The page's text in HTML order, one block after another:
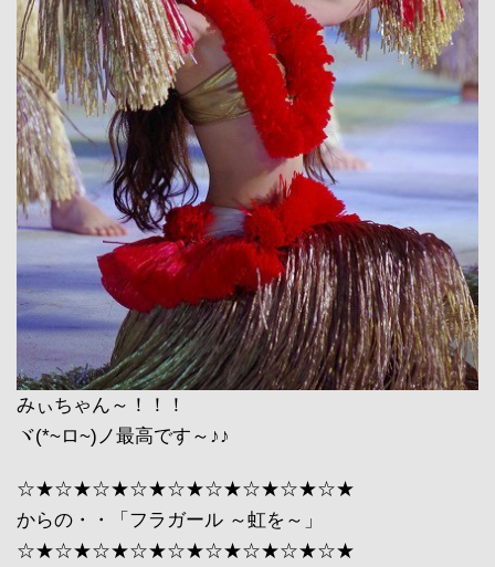
みぃちゃん～！！！
ヾ(*~ロ~)ノ最高です～♪♪
☆★☆★☆★☆★☆★☆★☆★☆★☆★
からの・・「フラガール ～虹を～」
☆★☆★☆★☆★☆★☆★☆★☆★☆★